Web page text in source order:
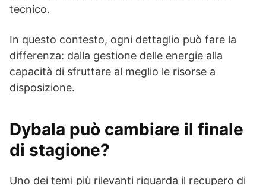
tecnico.
In questo contesto, ogni dettaglio può fare la
differenza: dalla gestione delle energie alla
capacità di sfruttare al meglio le risorse a
disposizione.
Dybala può cambiare il finale
di stagione?
Uno dei temi più rilevanti riguarda il recupero di